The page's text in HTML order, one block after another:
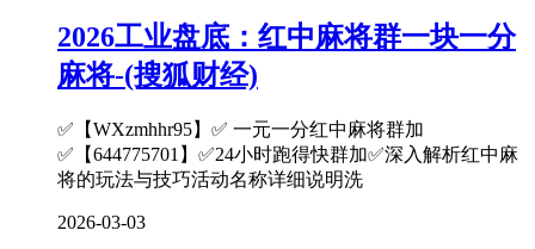
2026工业盘底：红中麻将群一块一分
麻将-(搜狐财经)
✅【WXzmhhr95】✅ 一元一分红中麻将群加
✅【644775701】✅24小时跑得快群加✅深入解析红中麻
将的玩法与技巧活动名称详细说明洗
2026-03-03